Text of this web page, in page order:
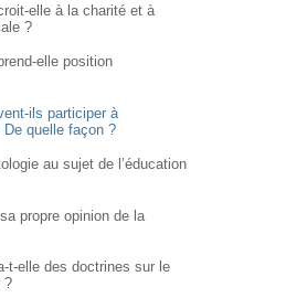
elle à la charité et à
?
elle position
ils participer à
quelle façon ?
au sujet de l’éducation
propre opinion de la
t-elle des doctrines sur le
?